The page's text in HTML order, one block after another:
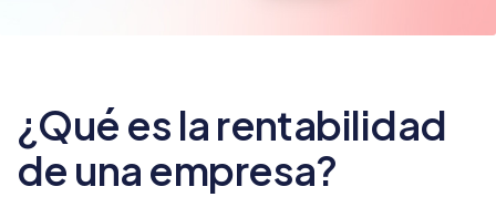
¿Qué es la rentabilidad
de una empresa?